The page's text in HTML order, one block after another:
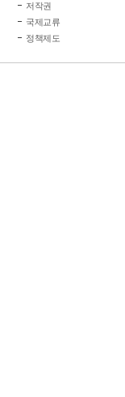
저작권
국제교류
정책제도